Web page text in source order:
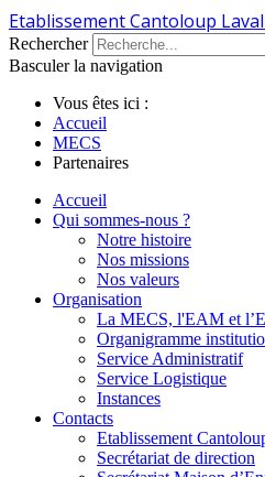
Etablissement Cantoloup
Rechercher
Basculer la navigation
Vous êtes ici :
Accueil
MECS
Partenaires
Accueil
Qui sommes-nous ?
Notre histoire
Nos missions
Nos valeurs
Organisation
La MECS, l'EAM et
Organigramme
Service Administratif
Service Logistique
Instances
Contacts
Etablissement
Secrétariat de direction